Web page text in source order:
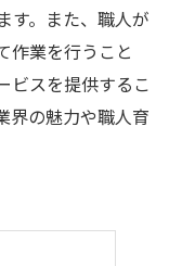
す。また、職人が
作業を行うこと
ビスを提供するこ
界の魅力や職人育